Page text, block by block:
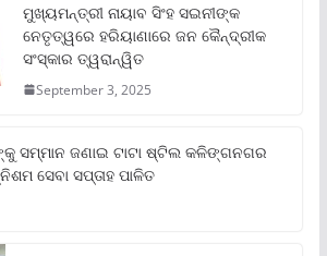
ମୁଖ୍ୟମନ୍ତ୍ରୀ ନାୟାବ ସିଂହ ସଇନୀଙ୍କ
ନେତୃତ୍ୱରେ ହରିୟାଣାରେ ଜନ କୈନ୍ଦ୍ରୀକ
ସଂସ୍କାର ତ୍ୱରାନ୍ୱିତ
September 3, 2025
ସମ୍ମାନ ଜଣାଇ ଟାଟା ଷ୍ଟିଲ କଳିଙ୍ଗନଗର
ସେବା ସପ୍ତାହ ପାଳିତ